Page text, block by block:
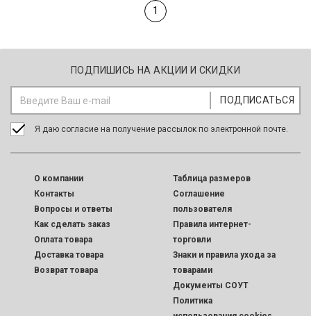
1
ПОДПИШИСЬ НА АКЦИИ И СКИДКИ
Я даю согласие на получение рассылок по электронной почте.
O компании
Контакты
Вопросы и ответы
Как сделать заказ
Оплата товара
Доставка товара
Возврат товара
Таблица размеров
Соглашение
пользователя
Правила интернет-
торговли
Знаки и правила ухода за
товарами
Документы СОУТ
Политика